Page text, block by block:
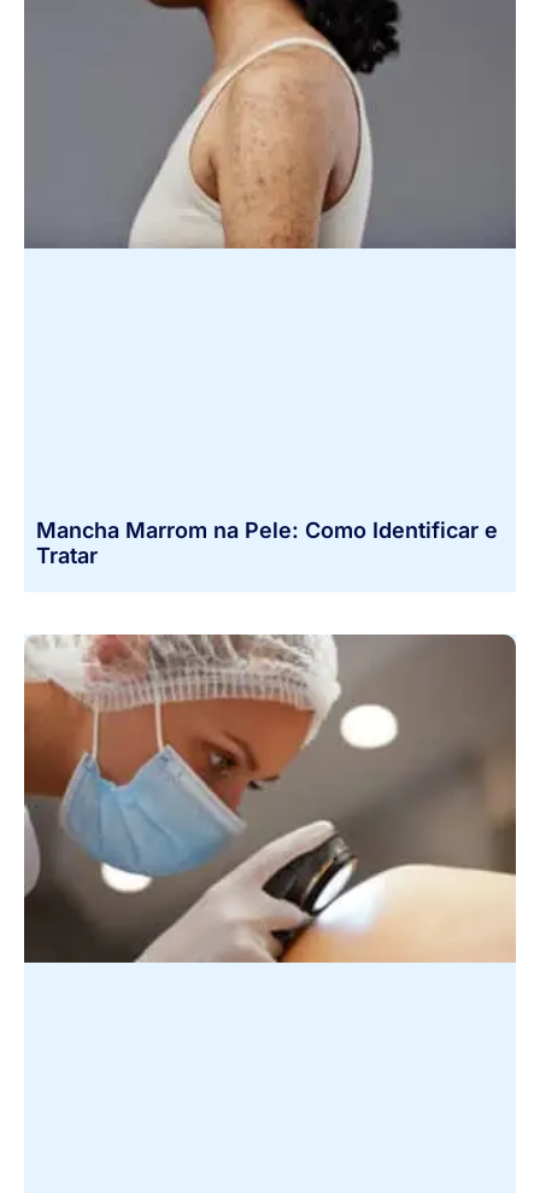
Mancha Marrom na Pele: Como Identificar e
Tratar